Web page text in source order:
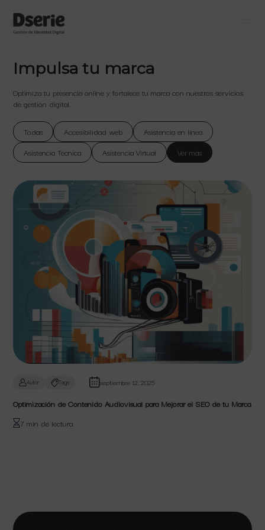
Impulsa tu marca
Optimiza tu presencia online y fortalece tu marca con nuestros servicios
de gestión digital.
Todas Accesibilidad web
Asistencia en línea
Asistencia Técnica
Asistencia Virtual Ver más
Autor Tags septiembre 12, 2025
Optimización de Contenido Audiovisual para Mejorar el SEO de tu Marca
7 min de lectura